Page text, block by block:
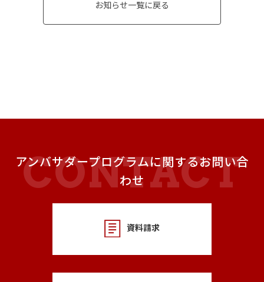
お知らせ一覧に戻る
アンバサダープログラムに関するお問い合
わせ
資料請求